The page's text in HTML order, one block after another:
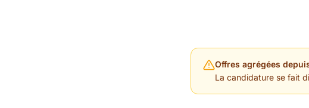
Offres agrégées
La candidature se fait